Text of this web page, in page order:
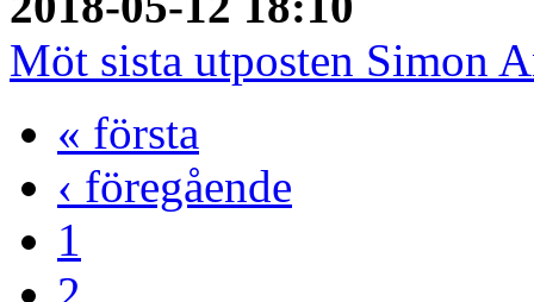
Möt sista utposten Simon
« första
‹ föregående
1